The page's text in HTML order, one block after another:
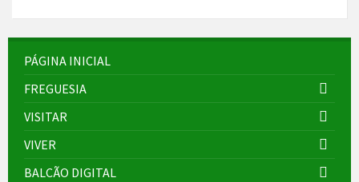
PÁGINA INICIAL
FREGUESIA
VISITAR
VIVER
BALCÃO DIGITAL